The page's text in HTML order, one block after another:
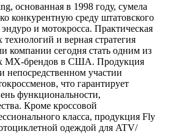
основанная в 1998 году, сумела
конкурентную среду штатовского
и мотокросса. Практическая
и верная стратегия
компании сегодня стать одним из
MX-брендов в США. Продукция
непосредственном участии
что гарантирует
функциональности,
Кроме кроссовой
класса, продукция Fly
одеждой для ATV/